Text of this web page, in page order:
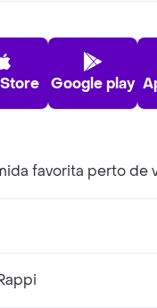
Google play
favorita perto de